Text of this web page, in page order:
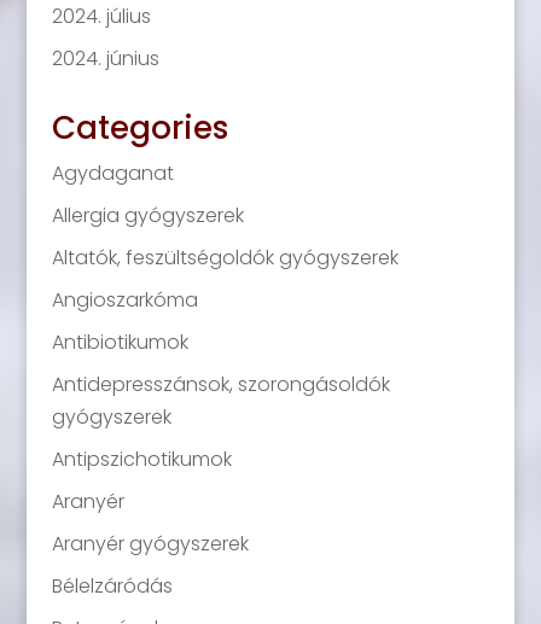
2024. július
2024. június
Categories
Agydaganat
Allergia gyógyszerek
Altatók, feszültségoldók gyógyszerek
Angioszarkóma
Antibiotikumok
Antidepresszánsok, szorongásoldók
gyógyszerek
Antipszichotikumok
Aranyér
Aranyér gyógyszerek
Bélelzáródás